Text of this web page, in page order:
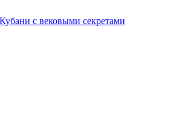
с вековыми секретами